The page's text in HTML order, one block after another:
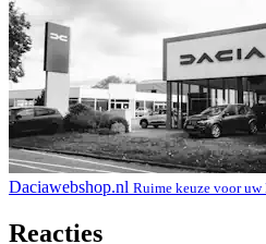
Daciawebshop.nl Ruime keuze voor uw
Reacties